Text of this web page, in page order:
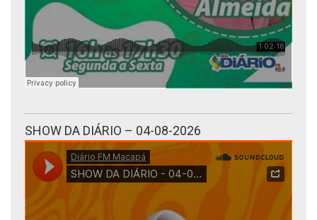
SHOW DA DIÁRIO – 04-08-2026